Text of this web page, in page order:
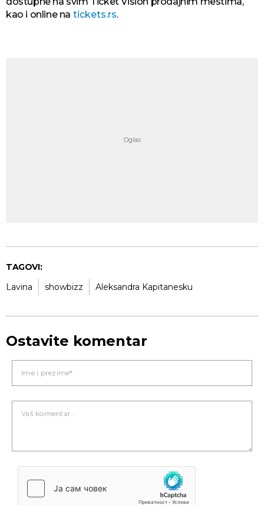
kao i online na tickets.rs.
TAGOVI:
Lavina
showbizz Aleksandra Kapitanesku
Ostavite komentar